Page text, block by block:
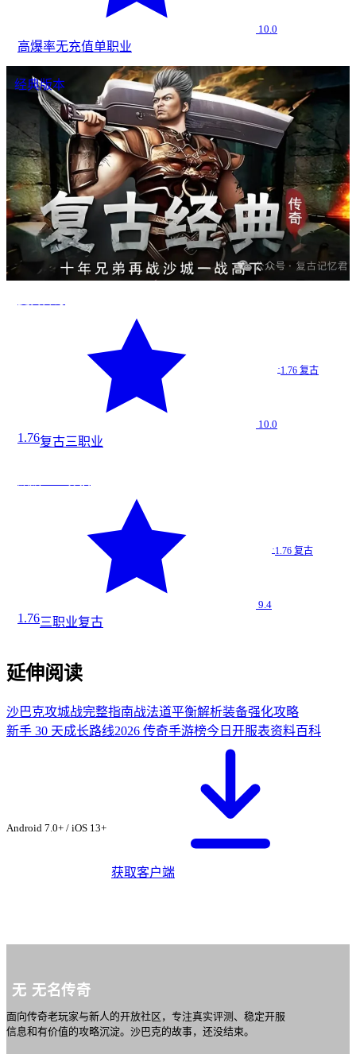
10.0
高爆率无充值单职业
经典版本
10.0
·1.76 复古
1.76复古三职业
9.4
·1.76 复古
1.76三职业复古
延伸阅读
沙巴克攻城战完整指南战法道平衡解析装备强化攻略
新手 30 天成长路线2026 传奇手游榜今日开服表资料百科
Android 7.0+ / iOS 13+
获取客户端
无 无名传奇
面向传奇老玩家与新人的开放社区，专注真实评测、稳定开服
信息和有价值的攻略沉淀。沙巴克的故事，还没结束。